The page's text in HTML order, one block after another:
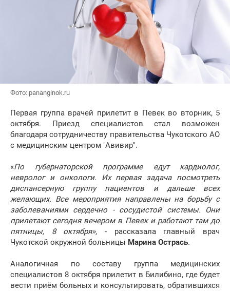
Фото: pananginok.ru
Первая группа врачей прилетит в Певек во вторник, 5
октября. Приезд специалистов стал возможен
благодаря сотрудничеству правительства Чукотского АО
с медицинским центром "Авивир".
«По губернаторской программе едут кардиолог,
невролог и онкологи. Их первая задача посмотреть
диспансерную группу пациентов и дальше всех
желающих. Все мероприятия направлены на борьбу с
заболеваниями сердечно - сосудистой системы. Они
прилетают сегодня вечером в Певек и работают там до
пятницы, 8 октября», - рассказала главный врач
Чукотской окружной больницы Марина Острась.
Аналогичная по составу группа медицинских
специалистов 8 октября прилетит в Билибино, где будет
вести приём больных и консультировать, обратившихся